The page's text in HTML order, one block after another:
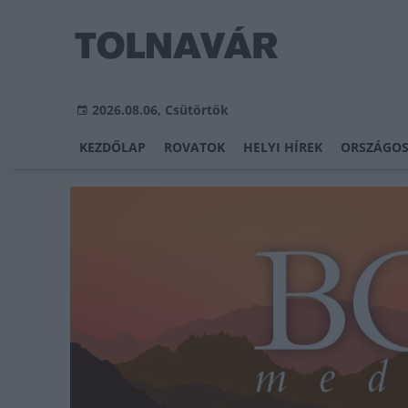
2026.08.06, Csütörtök
KEZDŐLAP ROVATOK HELYI HÍREK